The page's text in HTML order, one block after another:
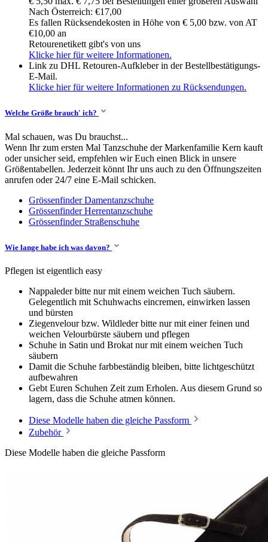
Nach Österreich: €17,00
Es fallen Rücksendekosten in Höhe von € 5,00 bzw. von AT
€10,00 an
Retourenetikett gibt's von uns
Klicke hier für weitere Informationen.
Link zu DHL Retouren-Aufkleber in der Bestellbestätigungs-
E-Mail.
Klicke hier für weitere Informationen zu Rücksendungen.
Welche Größe brauch' ich?
Mal schauen, was Du brauchst...
Wenn Ihr zum ersten Mal Tanzschuhe der Markenfamilie Kern kauft
oder unsicher seid, empfehlen wir Euch einen Blick in unsere
Größentabellen. Jederzeit könnt Ihr uns auch zu den Öffnungszeiten
anrufen oder 24/7 eine E-Mail schicken.
Grössenfinder Damentanzschuhe
Grössenfinder Herrentanzschuhe
Grössenfinder Straßenschuhe
Wie lange habe ich was davon?
Pflegen ist eigentlich easy
Nappaleder bitte nur mit einem weichen Tuch säubern.
Gelegentlich mit Schuhwachs eincremen, einwirken lassen
und bürsten
Ziegenvelour bzw. Wildleder bitte nur mit einer feinen und
weichen Velourbürste säubern und pflegen
Schuhe in Satin und Brokat nur mit einem weichen Tuch
säubern
Damit die Schuhe farbbeständig bleiben, bitte lichtgeschützt
aufbewahren
Gebt Euren Schuhen Zeit zum Erholen. Aus diesem Grund so
lagern, dass die Schuhe atmen können.
Diese Modelle haben die gleiche Passform
Zubehör
Diese Modelle haben die gleiche Passform